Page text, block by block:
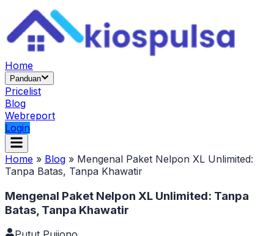
Home
Panduan
Pricelist
Blog
Webreport
Login
Home » Blog » Mengenal Paket Nelpon XL Unlimited:
Tanpa Batas, Tanpa Khawatir
Mengenal Paket Nelpon XL Unlimited: Tanpa
Batas, Tanpa Khawatir